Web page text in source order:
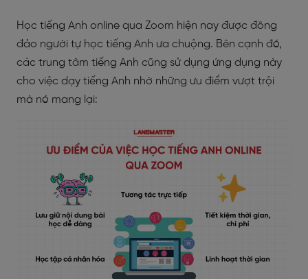
Học tiếng Anh online qua Zoom hiện nay được đông
đảo người tự học tiếng Anh ưa chuộng. Bên cạnh đó,
các trung tâm tiếng Anh cũng sử dụng ứng dụng này
cho việc dạy tiếng Anh nhờ những ưu điểm vượt trội
mà nó mang lại: